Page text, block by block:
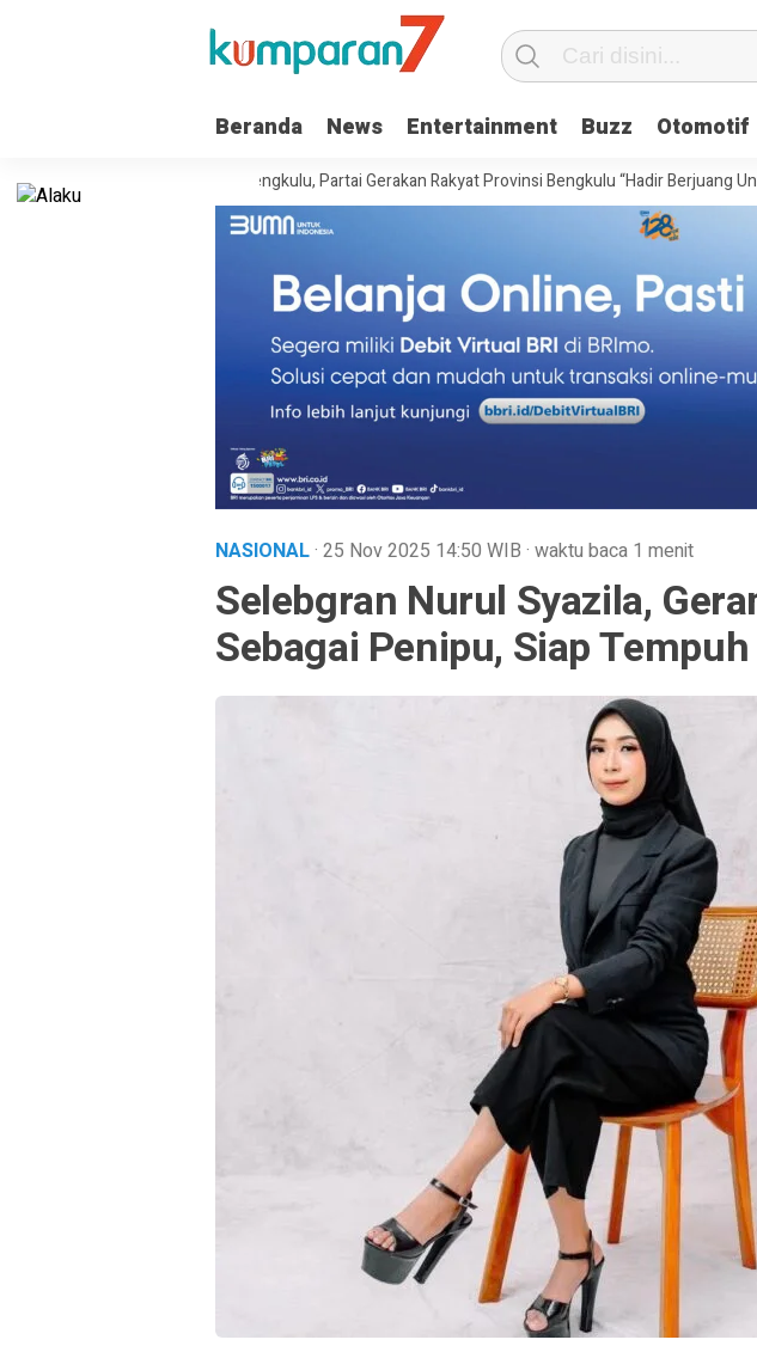
Beranda News Entertainment Buzz Otomotif
Kemenkum Bengkulu, Partai Gerakan Rakyat Provinsi Bengkulu “Hadir Berjuang Untuk Rakyat”
NASIONAL· 25 Nov 2025 14:50 WIB · waktu baca 1 menit
Selebgran Nurul Syazila,
Sebagai Penipu, Siap